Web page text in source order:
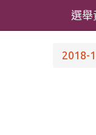
選舉
2018-